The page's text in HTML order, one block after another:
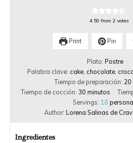
4.50 from 2votes
Print Pin
Plato: Postre
Palabra clave: cake, chocolate,
Tiempo de preparación: 20
Tiempo de cocción: 30 minutos
Servings: 10
Author: Lorena Salinas de
Ingredientes